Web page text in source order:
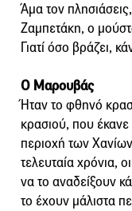
Άμα τον
Ζαμπετάκη, ο
Γιατί όσο βράζει,
Ο Μαρουβάς
Ήταν το φθηνό
κρασιού, που έκανε
περιοχή των
τελευταία χρόνια,
να το αναδείξουν
το έχουν μάλιστα